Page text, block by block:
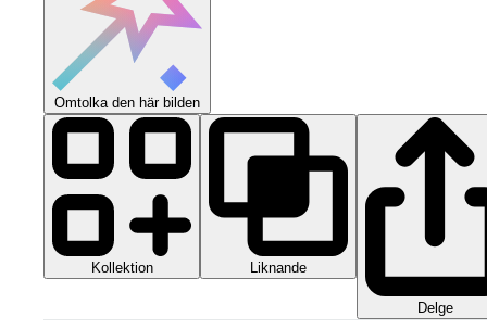
Omtolka den här bilden
Kollektion Liknande
Delge